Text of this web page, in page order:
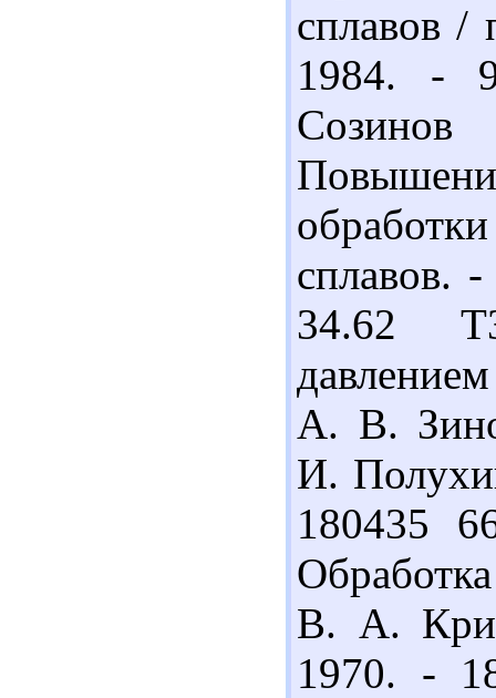
сплавов
1984. -
сплавов.
34.62
А. В.
И.
180435
В. А.
1970. -